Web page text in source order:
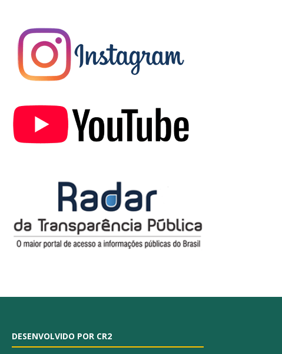
DESENVOLVIDO POR CR2